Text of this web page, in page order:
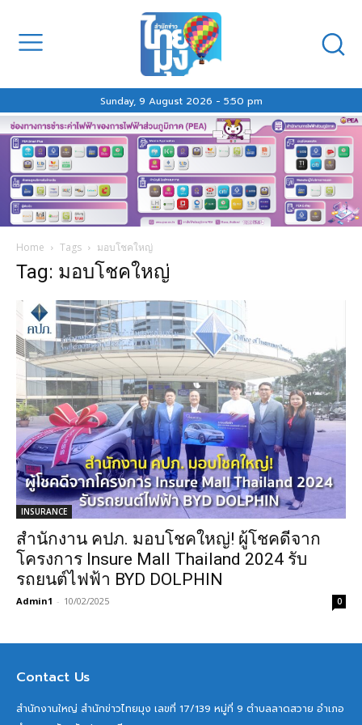
Sunday, 9 August 2026 - 5:50 pm
Home Tags มอบโชคใหญ่
Tag: มอบโชคใหญ่
INSURANCE
สำนักงาน คปภ. มอบโชคใหญ่! ผู้โชคดีจาก
โครงการ Insure Mall Thailand 2024 รับ
รถยนต์ไฟฟ้า BYD DOLPHIN
Admin1 - 10/02/2025 0
Contact Us
สำนักงานใหญ่ สำนักข่าวไทยมุง เลขที่ 17/139 หมู่ที่ 9 ตำบลลาดสวาย อำเภอ